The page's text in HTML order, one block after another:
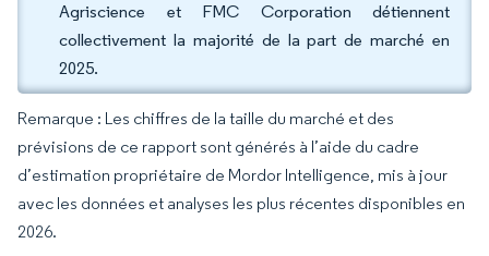
Agriscience et FMC Corporation détiennent
collectivement la majorité de la part de marché en
2025.
Remarque : Les chiffres de la taille du marché et des
prévisions de ce rapport sont générés à l’aide du cadre
d’estimation propriétaire de Mordor Intelligence, mis à jour
avec les données et analyses les plus récentes disponibles en
2026.